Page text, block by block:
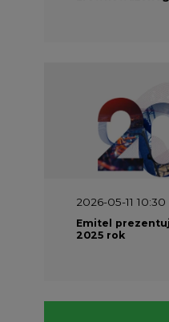
2026-04-27 06:30
Czy polskie
energii